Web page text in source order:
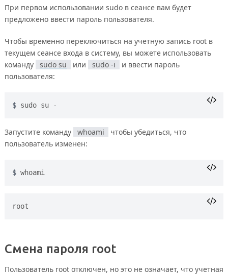
При первом использовании sudo в сеансе вам будет
предложено ввести пароль пользователя.
Чтобы временно переключиться на учетную запись root в
текущем сеансе входа в систему, вы можете использовать
команду
sudo su или sudo -i
и ввести пароль
пользователя:
sudo su -
Запустите команду whoami
чтобы убедиться, что
пользователь изменен:
whoami
Смена пароля root
Пользователь root отключен, но это не означает, что учетная